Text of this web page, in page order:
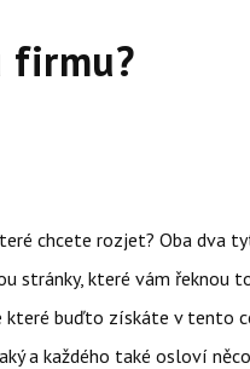
firmu?
chcete rozjet? Oba dva
stránky, které vám řeknou
které buďto získáte v tento
a každého také osloví